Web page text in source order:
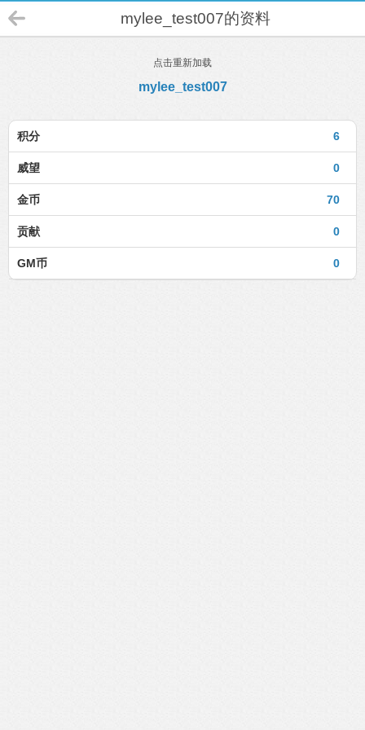
mylee_test007的资料
点击重新加载
mylee_test007
6
积分
0
威望
70
金币
0
贡献
0
GM币